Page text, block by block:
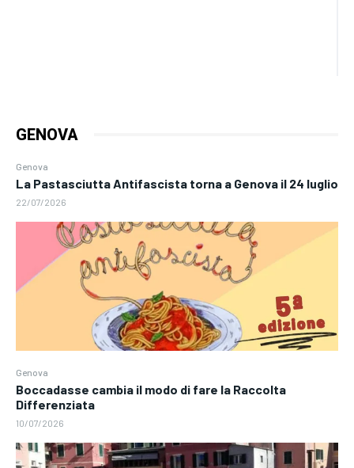
GENOVA
Genova
La Pastasciutta Antifascista torna a Genova il 24 luglio
22/07/2026
Genova
Boccadasse cambia il modo di fare la Raccolta
Differenziata
10/07/2026